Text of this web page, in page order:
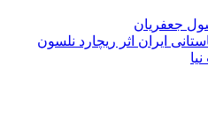
جعفریان
ایران اثر ریچارد نلسون